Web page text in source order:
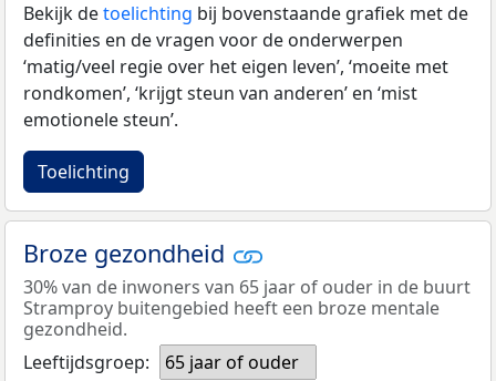
Bekijk detoelichting bij bovenstaande grafiek met de
definities en de vragen voor de onderwerpen
‘matig/veel regie over het eigen leven’, ‘moeite met
rondkomen’, ‘krijgt steun van anderen’ en ‘mist
emotionele steun’.
Toelichting
Broze gezondheid
30% van de inwoners van 65 jaar of ouder in de buurt
Stramproy buitengebied heeft een broze mentale
gezondheid.
Leeftijdsgroep:
65 jaar of ouder